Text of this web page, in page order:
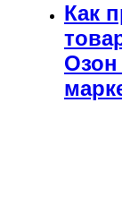
Как
Озон